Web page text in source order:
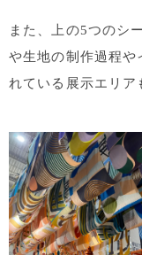
また、上の5つのシ
や生地の制作過程や
れている展示エリア